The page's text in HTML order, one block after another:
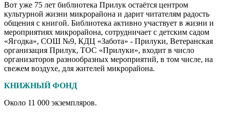
Вот уже 75 лет библиотека Прилук остаётся центром
культурной жизни микрорайона и дарит читателям радость
общения с книгой. Библиотека активно участвует в жизни и
мероприятиях микрорайона, сотрудничает с детским садом
«Ягодка», СОШ №9, КДЦ «Забота» - Прилуки, Ветеранская
организация Прилук, ТОС «Прилуки», входит в число
организаторов разнообразных мероприятий, в том числе, на
свежем воздухе, для жителей микрорайона.
КНИЖНЫЙ ФОНД
Около 11 000 экземпляров.